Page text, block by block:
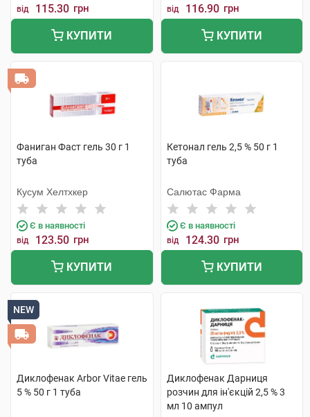
від 115.30 грн
КУПИТИ
від 116.90 грн
КУПИТИ
Фаниган Фаст гель 30 г 1
туба
Кусум Хелтхкер
Є в наявності
від 123.50 грн
КУПИТИ
Кетонал гель 2,5 % 50 г 1
туба
Салютас Фарма
Є в наявності
від 124.30 грн
КУПИТИ
NEW
Диклофенак Arbor Vitae гель
5 % 50 г 1 туба
Диклофенак Дарниця
розчин для ін'єкцій 2,5 % 3
мл 10 ампул